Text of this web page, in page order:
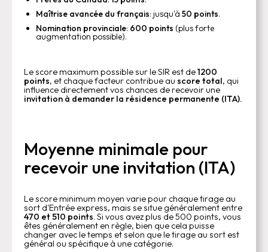
Maîtrise avancée du français: jusqu'à 50 points.
Nomination provinciale: 600 points (plus forte
augmentation possible).
Le score maximum possible sur le SIR est de1200
points, et chaque facteur contribue au score total, qui
influence directement vos chances de recevoir une
invitation à demander la résidence permanente (ITA).
Moyenne minimale pour
recevoir une invitation (ITA)
Le score minimum moyen varie pour chaque tirage au
sort d'Entrée express, mais se situe généralement entre
470 et 510 points. Si vous avez plus de 500 points, vous
êtes généralement en règle, bien que cela puisse
changer avec le temps et selon que le tirage au sort est
général ou spécifique à une catégorie.